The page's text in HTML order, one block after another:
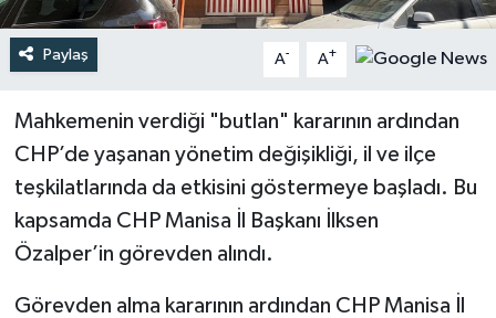
Paylaş A- A+
Mahkemenin verdiği "butlan" kararının ardından
CHP’de yaşanan yönetim değişikliği, il ve ilçe
teşkilatlarında da etkisini göstermeye başladı. Bu
kapsamda CHP Manisa İl Başkanı İlksen
Özalper’in görevden alındı.
Görevden alma kararının ardından CHP Manisa İl